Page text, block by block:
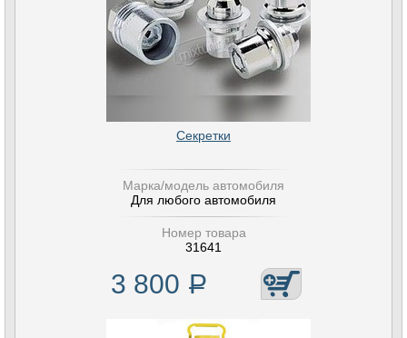
Секретки
Марка/модель автомобиля
Для любого автомобиля
Номер товара
31641
3 800 Р